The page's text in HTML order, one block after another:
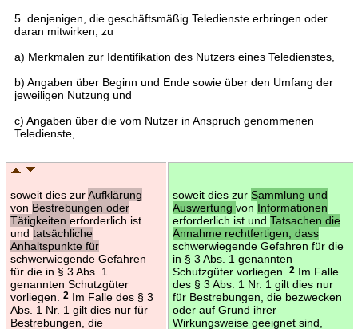
5. denjenigen, die geschäftsmäßig Teledienste erbringen oder
daran mitwirken, zu
a) Merkmalen zur Identifikation des Nutzers eines Teledienstes,
b) Angaben über Beginn und Ende sowie über den Umfang der
jeweiligen Nutzung und
c) Angaben über die vom Nutzer in Anspruch genommenen
Teledienste,
soweit dies zurAufklärung
von Bestrebungen oder
Tätigkeiten erforderlich ist
und tatsächliche
Anhaltspunkte für
schwerwiegende Gefahren
für die in § 3 Abs. 1
genannten Schutzgüter
vorliegen.
2Im Falle des § 3
Abs. 1 Nr. 1 gilt dies nur für
Bestrebungen, die
soweit dies zur Sammlung und
Auswertung von Informationen
erforderlich ist und Tatsachen die
Annahme rechtfertigen, dass
schwerwiegende Gefahren für die
in § 3 Abs. 1 genannten
Schutzgüter vorliegen.
2Im Falle
des § 3 Abs. 1 Nr. 1 gilt dies nur
für Bestrebungen, die bezwecken
oder auf Grund ihrer
Wirkungsweise geeignet sind,